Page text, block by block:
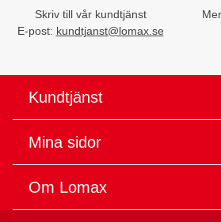
Skriv till vår kundtjänst
E-post: kundtjanst@lomax.se
Kundtjänst
Mina sidor
Om Lomax